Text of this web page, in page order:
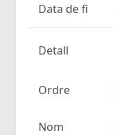
Data de fi
Detall
Ordre
Nom